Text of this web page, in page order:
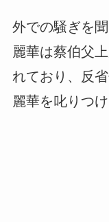
外での騒ぎを
麗華は蔡伯父
れており、反
麗華を叱りつけ